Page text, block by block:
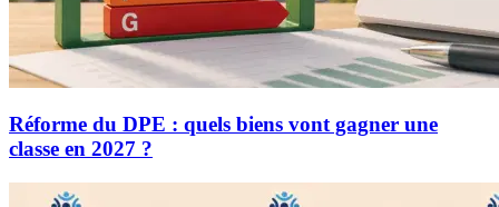
Réforme du DPE : quels biens vont gagner une
classe en 2027 ?